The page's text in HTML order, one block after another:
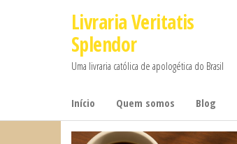
Livraria Veritatis
Splendor
Uma livraria católica de apologética do Brasil
Início Quem somos Blog